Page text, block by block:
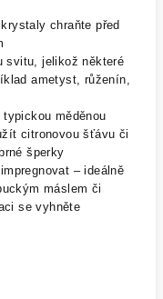
chraňte před
svitu, jelikož některé
ametyst, růženín,
měděnou
citronovou šťávu či
šperky
– ideálně
máslem či
se vyhněte